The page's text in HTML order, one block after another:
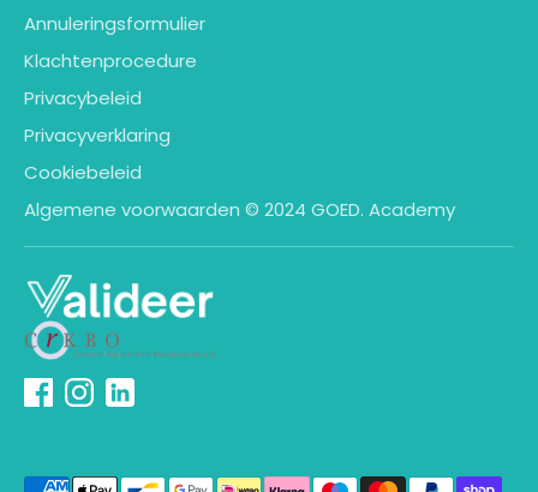
Annuleringsformulier
Klachtenprocedure
Privacybeleid
Privacyverklaring
Cookiebeleid
Algemene voorwaarden © 2024 GOED. Academy
Geaccepteerde